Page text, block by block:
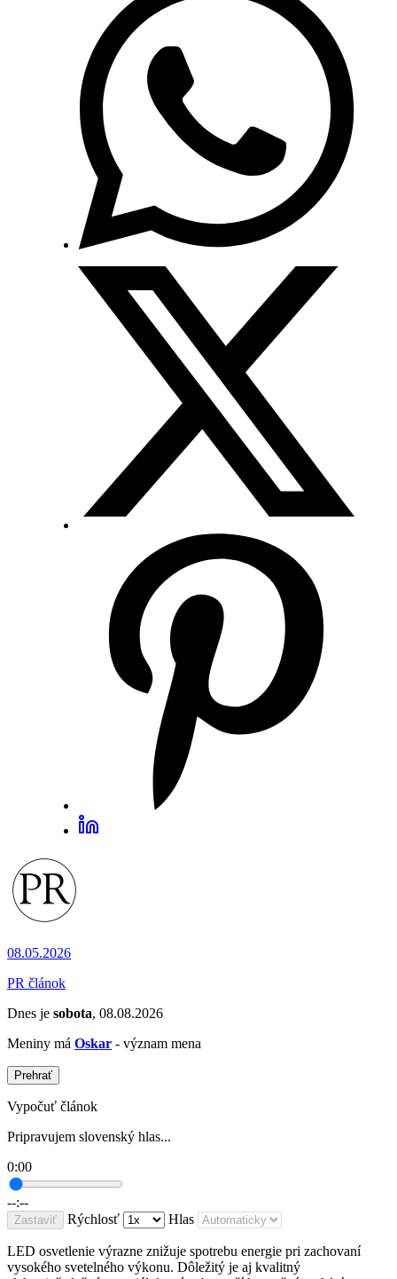
08.05.2026
PR článok
Dnes je sobota, 08.08.2026
Meniny má Oskar - význam mena
Prehrať
Vypočuť článok
Pripravujem slovenský hlas...
0:00
--:--
Zastaviť Rýchlosť Hlas
LED osvetlenie výrazne znižuje spotrebu energie pri zachovaní
vysokého svetelného výkonu. Dôležitý je aj kvalitný